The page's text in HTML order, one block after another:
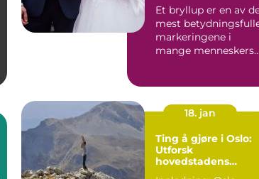
Et bryllup er en av
mest
markeringene i
mange menneskers
18. jan
Ting å gjøre i Oslo:
Utforsk
hovedstadens